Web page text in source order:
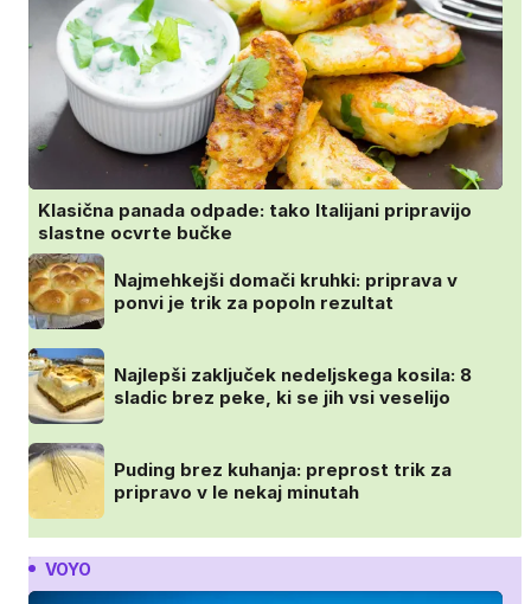
Klasična panada odpade: tako Italijani pripravijo
slastne ocvrte bučke
Najmehkejši domači kruhki: priprava v
ponvi je trik za popoln rezultat
Najlepši zaključek nedeljskega kosila: 8
sladic brez peke, ki se jih vsi veselijo
Puding brez kuhanja: preprost trik za
pripravo v le nekaj minutah
VOYO